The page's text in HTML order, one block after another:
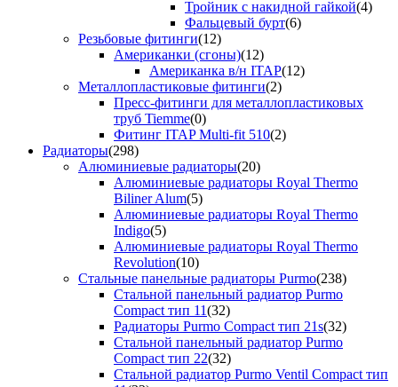
Тройник с накидной гайкой(4)
Фальцевый бурт(6)
Резьбовые фитинги(12)
Американки (сгоны)(12)
Американка в/н ITAP(12)
Металлопластиковые фитинги(2)
Пресс-фитинги для металлопластиковых
труб Tiemme(0)
Фитинг ITAP Multi-fit 510(2)
Радиаторы(298)
Алюминиевые радиаторы(20)
Алюминиевые радиаторы Royal Thermo
Biliner Alum(5)
Алюминиевые радиаторы Royal Thermo
Indigo(5)
Алюминиевые радиаторы Royal Thermo
Revolution(10)
Стальные панельные радиаторы Purmo(238)
Стальной панельный радиатор Purmo
Compact тип 11(32)
Радиаторы Purmo Compact тип 21s(32)
Стальной панельный радиатор Purmo
Compact тип 22(32)
Стальной радиатор Purmo Ventil Compact тип